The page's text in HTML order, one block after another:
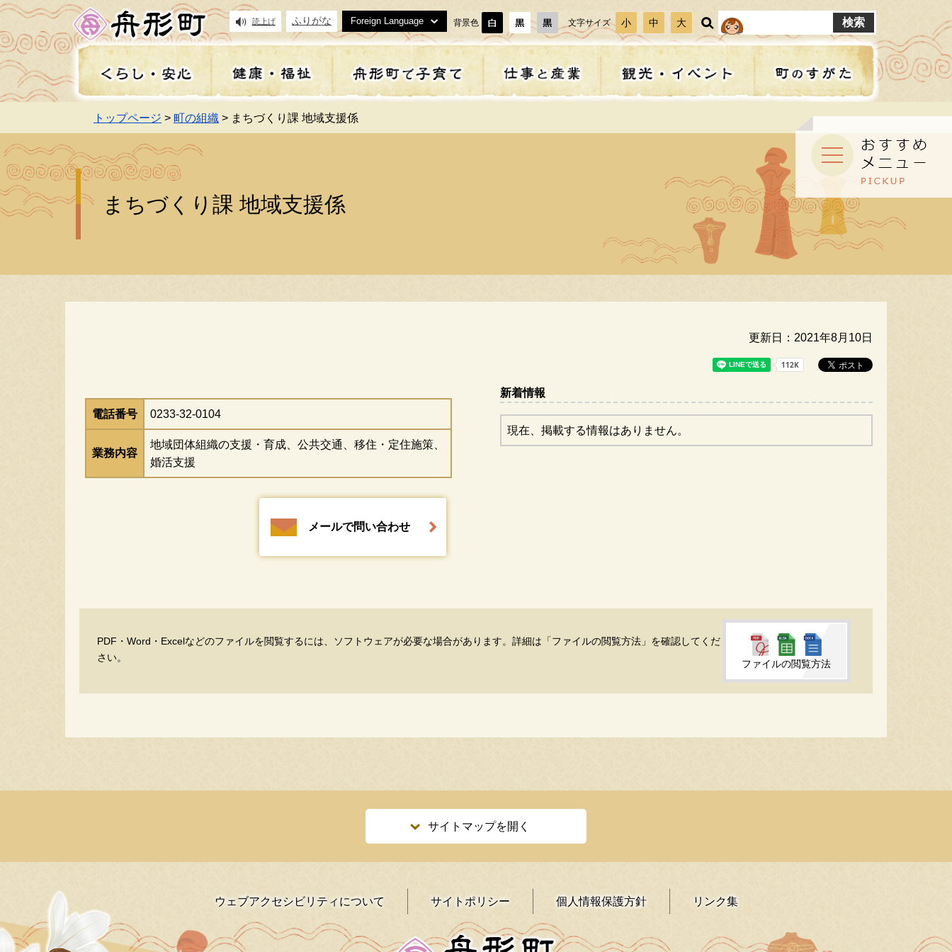
読上げ ふりがな Foreign Language 背景色 文字サイズ 小 中 大
ト
内
検
住民基本台帳 住まい 戸籍・住民票・証明書等 保険・年金
事前の備え・防災・防犯 上下水道 お知らせ
ライブカメラ
健康 高齢者・障がい者支援 福祉
妊娠・出産 保育
子どもとお母さんの健診
子育て講座
食育・学校給食 学校・教育 子育てを応援します
ひとり親家庭支援
入札情報 地域貢献活動 事業者の方へ 公共工事
補助金・給付金 舟形町農業委員会 建設工事
イベント・祭り 遊ぶ・体験 泊まる 見る
お知らせ 講座・教室 フォトコンテスト
広報 施策・計画 補助金一覧 選挙
町長の部屋 ようこそ舟形町へ パブリックコメント
ふながたマップ
トップページ > 町の組織 > まちづくり課 地域支援係
まちづくり課 地域支援係
更新日：2021年8月10日
電話番号 0233-32-0104
業務内容
地域団体組織の支援・育成、公共交通、移住・定住施策、
婚活支援
メールで問い合わせ
新着情報
現在、掲載する情報はありません。
PDF・Word・Excelなどのファイルを閲覧するには、ソフトウェアが必要な場合があります。詳細は「ファイルの閲覧方法」を確認してくだ
さい。
ファイルの閲覧方法
サイトマップを開く
ウェブアクセシビリティ について サイトポリシー 個人情報保護方針 リンク集